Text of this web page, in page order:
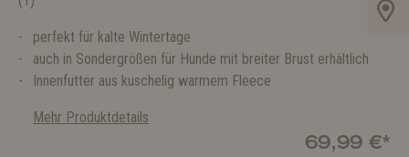
perfekt für kalte Wintertage
auch in Sondergrößen für Hunde mit breiter Brust erhältlich
Innenfutter aus kuschelig warmem Fleece
Mehr Produktdetails
69,99 €*